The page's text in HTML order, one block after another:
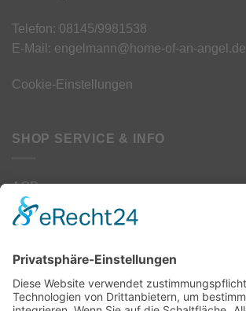
Telefon: 08145/9981538
E-Mail: engelmann@home-of-an-angel.de
Cookie-Einstellungen
SHOP SERVICE & INFO
AGB
Datenschutz
Impressum
Widerrufsbelehrung